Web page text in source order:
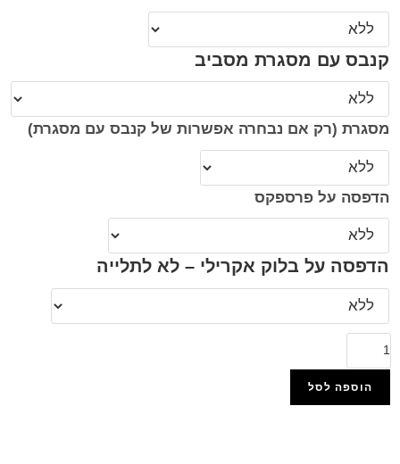
קנבס עם מסגרת מסביב
מסגרת (רק אם נבחרה אפשרות של קנבס עם מסגרת)
הדפסה על פרספקס
הדפסה על בלוק אקרילי – לא לתלייה
הוספה לסל